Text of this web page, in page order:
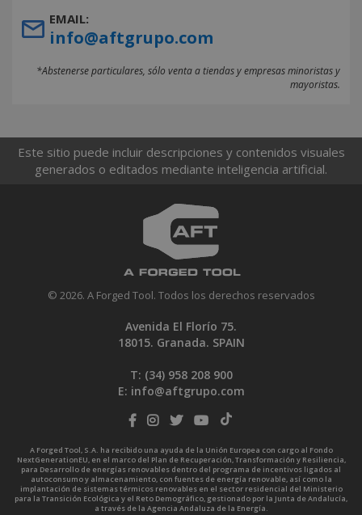
EMAIL:
info@aftgrupo.com
*Abstenerse particulares, sólo venta a tiendas y empresas minoristas y
mayoristas.
Este sitio puede incluir descripciones y contenidos visuales
generados o editados mediante inteligencia artificial.
© 2026. A Forged Tool. Todos los derechos reservados
Avenida El Florío 75.
18015. Granada. SPAIN
T: (34) 958 208 900
E: info@aftgrupo.com
A Forged Tool, S.A. ha recibido una ayuda de la Unión Europea con cargo al Fondo
NextGenerationEU, en el marco del Plan de Recuperación, Transformación y Resiliencia,
para Desarrollo de energías renovables dentro del programa de incentivos ligados al
autoconsumo y almacenamiento, con fuentes de energía renovable, así como la
implantación de sistemas térmicos renovables en el sector residencial del Ministerio
para la Transición Ecológica y el Reto Demográfico, gestionado por la Junta de Andalucía,
a través de la Agencia Andaluza de la Energía.